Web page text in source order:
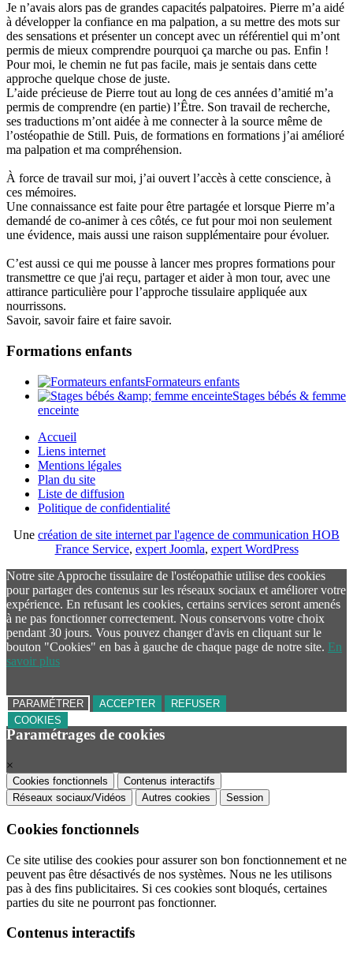
Je n’avais alors pas de grandes capacités palpatoires. Pierre m’a aidé
à développer la confiance en ma palpation, a su mettre des mots sur
des sensations et présenter un concept avec un référentiel qui m’ont
permis de mieux comprendre pourquoi ça marche ou pas. Enfin !
Pour moi, le chemin ne fut pas facile, mais je sentais dans cette
approche quelque chose de juste.
L’aide précieuse de Pierre tout au long de ces années d’amitié m’a
permis de comprendre (en partie) l’Être. Son travail de recherche,
ses traductions m’ont aidée à me connecter à la source même de
l’ostéopathie de Still. Puis, de formations en formations j’ai amélioré
ma palpation et ma compréhension.
À force de travail sur moi, j’ai ouvert l’accès à cette conscience, à
ces mémoires.
Une connaissance est faite pour être partagée et lorsque Pierre m’a
demandé de co-animer à ces côtés, ce fut pour moi non seulement
une évidence, mais aussi une raison supplémentaire pour évoluer.
C’est aussi ce qui me pousse à lancer mes propres formations pour
transmettre ce que j'ai reçu, partager et aider à mon tour, avec une
attirance particulière pour l’approche tissulaire appliquée aux
nourrissons.
Savoir, savoir faire et faire savoir.
Formations enfants
Formateurs enfants
Stages bébés & femme
enceinte
Accueil
Liens internet
Mentions légales
Plan du site
Liste de diffusion
Politique de confidentialité
Une création de site internet par l'agence de communication HOB
France Service, expert Joomla, expert WordPress
Notre site Approche tissulaire de l'ostéopathie utilise des cookies
pour partager des contenus sur les réseaux sociaux et améliorer votre
expérience. En refusant les cookies, certains services seront amenés
à ne pas fonctionner correctement. Nous conservons votre choix
pendant 30 jours. Vous pouvez changer d'avis en cliquant sur le
bouton "Cookies" en bas à gauche de chaque page de notre site. En
savoir plus
PARAMÉTRER ACCEPTER
REFUSER
COOKIES
Paramétrages de cookies
×
Cookies fonctionnels
Contenus interactifs
Réseaux sociaux/Vidéos
Autres cookies Session
Cookies fonctionnels
Ce site utilise des cookies pour assurer son bon fonctionnement et ne
peuvent pas être désactivés de nos systèmes. Nous ne les utilisons
pas à des fins publicitaires. Si ces cookies sont bloqués, certaines
parties du site ne pourront pas fonctionner.
Contenus interactifs